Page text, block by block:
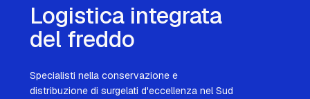
Specialisti nella conservazione e
distribuzione di surgelati d'eccellenza nel Sud
Logistica integrata
del freddo